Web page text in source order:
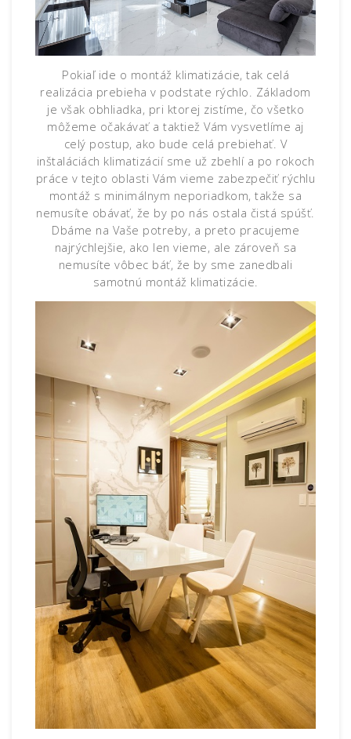
Pokiaľ ide o montáž klimatizácie, tak celá
realizácia prebieha v podstate rýchlo. Základom
je však obhliadka, pri ktorej zistíme, čo všetko
môžeme očakávať a taktiež Vám vysvetlíme aj
celý postup, ako bude celá prebiehať. V
inštaláciách klimatizácií sme už zbehlí a po rokoch
práce v tejto oblasti Vám vieme zabezpečiť rýchlu
montáž s minimálnym neporiadkom, takže sa
nemusíte obávať, že by po nás ostala čistá spúšť.
Dbáme na Vaše potreby, a preto pracujeme
najrýchlejšie, ako len vieme, ale zároveň sa
nemusíte vôbec báť, že by sme zanedbali
samotnú montáž klimatizácie.